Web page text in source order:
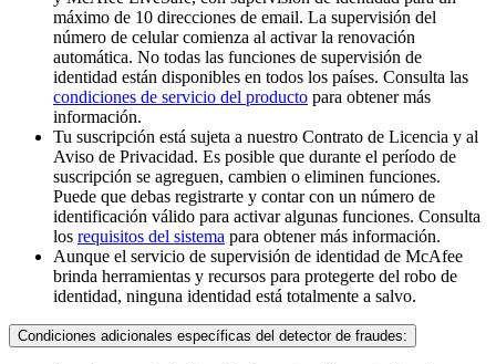
máximo de 10 direcciones de email. La supervisión del
número de celular comienza al activar la renovación
automática. No todas las funciones de supervisión de
identidad están disponibles en todos los países. Consulta las
condiciones de servicio del producto para obtener más
información.
Tu suscripción está sujeta a nuestro Contrato de Licencia y al
Aviso de Privacidad. Es posible que durante el período de
suscripción se agreguen, cambien o eliminen funciones.
Puede que debas registrarte y contar con un número de
identificación válido para activar algunas funciones. Consulta
los requisitos del sistema para obtener más información.
Aunque el servicio de supervisión de identidad de McAfee
brinda herramientas y recursos para protegerte del robo de
identidad, ninguna identidad está totalmente a salvo.
Condiciones adicionales específicas del detector de fraudes: